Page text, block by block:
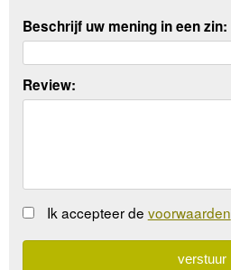
Beschrijf uw mening in een zin:
Review:
Ik accepteer de voorwaarden